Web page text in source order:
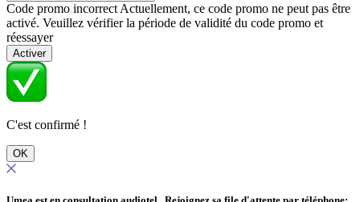
Code promo incorrect Actuellement, ce code promo ne peut pas être
activé. Veuillez vérifier la période de validité du code promo et
réessayer
Activer
C'est confirmé !
OK